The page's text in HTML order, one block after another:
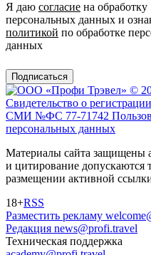
Я даю согласие на обработку
персональных данных и
политикой по обработке
данных
Подписаться
©
Свидетельство о регистрации
СМИ №ФС 77-71742
персональных данных
Материалы сайта защищены
и цитирование допускаются
размещении активной
18+RSS
Разместить рекламу
Редакция news@profi.travel
Техническая поддержка